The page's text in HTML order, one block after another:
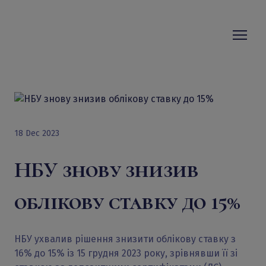
18 Dec 2023
НБУ знову знизив
облікову ставку до 15%
НБУ ухвалив рішення знизити облікову ставку з
16% до 15% із 15 грудня 2023 року, зрівнявши її зі